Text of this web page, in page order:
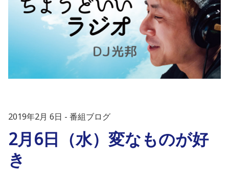
2019年2月 6日 番組ブログ
2月6日（水）変なものが好
き